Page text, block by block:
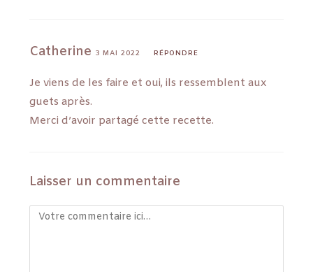
Catherine 3 MAI 2022 RÉPONDRE
Je viens de les faire et oui, ils ressemblent aux
guets après.
Merci d’avoir partagé cette recette.
Laisser un commentaire